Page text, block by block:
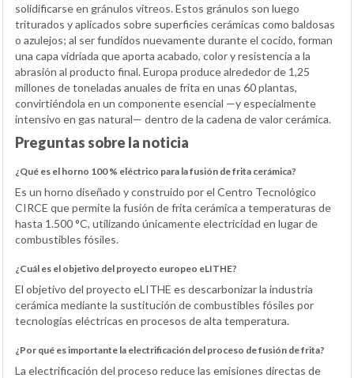
solidificarse en gránulos vítreos. Estos gránulos son luego
triturados y aplicados sobre superficies cerámicas como baldosas
o azulejos; al ser fundidos nuevamente durante el cocido, forman
una capa vidriada que aporta acabado, color y resistencia a la
abrasión al producto final. Europa produce alrededor de 1,25
millones de toneladas anuales de frita en unas 60 plantas,
convirtiéndola en un componente esencial —y especialmente
intensivo en gas natural— dentro de la cadena de valor cerámica.
Preguntas sobre la noticia
¿Qué es el horno 100 % eléctrico para la fusión de frita cerámica?
Es un horno diseñado y construido por el Centro Tecnológico
CIRCE que permite la fusión de frita cerámica a temperaturas de
hasta 1.500 °C, utilizando únicamente electricidad en lugar de
combustibles fósiles.
¿Cuál es el objetivo del proyecto europeo eLITHE?
El objetivo del proyecto eLITHE es descarbonizar la industria
cerámica mediante la sustitución de combustibles fósiles por
tecnologías eléctricas en procesos de alta temperatura.
¿Por qué es importante la electrificación del proceso de fusión de frita?
La electrificación del proceso reduce las emisiones directas de